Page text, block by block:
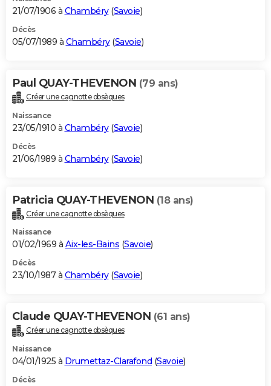
21/07/1906 à Chambéry(Savoie)
Décès
05/07/1989 à Chambéry(Savoie)
Paul QUAY-THEVENON (79 ans)
Créer une cagnotte obsèques
Naissance
23/05/1910 à Chambéry(Savoie)
Décès
21/06/1989 à Chambéry(Savoie)
Patricia QUAY-THEVENON (18 ans)
Créer une cagnotte obsèques
Naissance
01/02/1969 à Aix-les-Bains (Savoie)
Décès
23/10/1987 à Chambéry(Savoie)
Claude QUAY-THEVENON (61 ans)
Créer une cagnotte obsèques
Naissance
04/01/1925 à Drumettaz-Clarafond (Savoie)
Décès